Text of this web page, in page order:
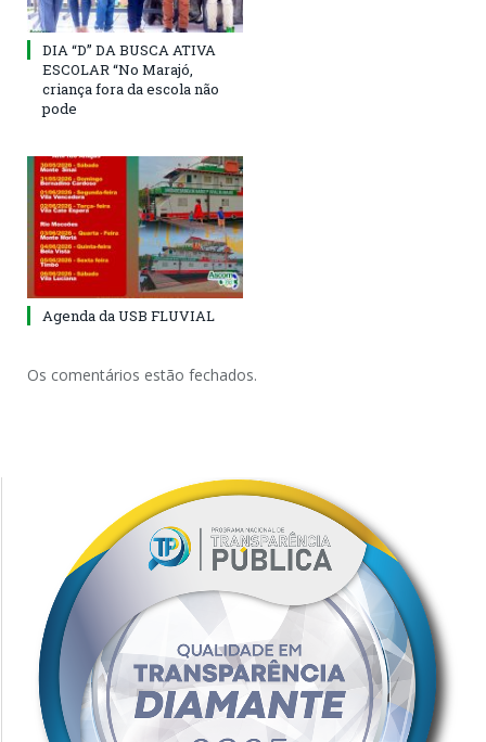
DIA “D” DA BUSCA ATIVA
ESCOLAR “No Marajó,
criança fora da escola não
pode
Agenda da USB FLUVIAL
Os comentários estão fechados.